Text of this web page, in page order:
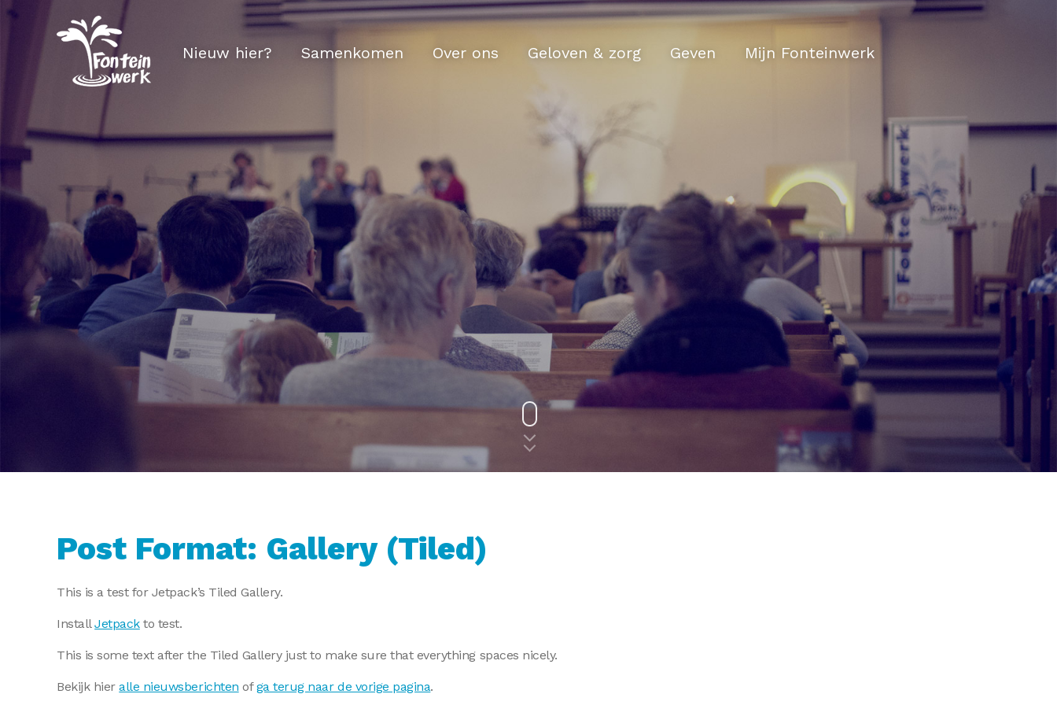
Nieuw hier? Samenkomen Over ons Geloven & zorg Geven Mijn Fonteinwerk
Post Format: Gallery (Tiled)
This is a test for Jetpack’s Tiled Gallery.
InstallJetpackto test.
This is some text after the Tiled Gallery just to make sure that everything spaces nicely.
Bekijk hieralle nieuwsberichten ofga terug naar de vorige pagina.